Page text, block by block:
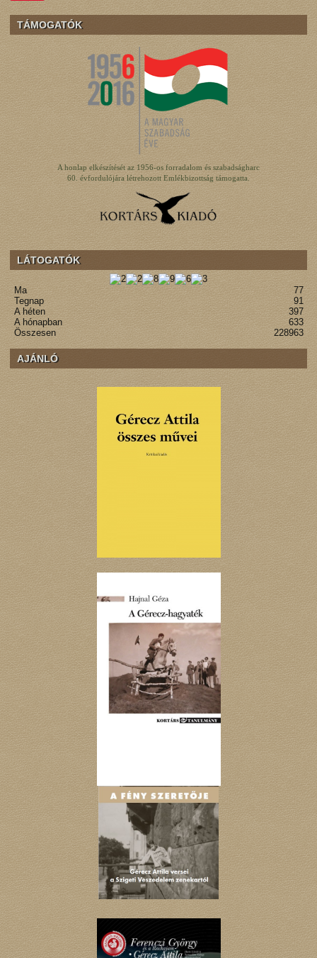
TÁMOGATÓK
A honlap elkészítését az 1956-os forradalom és szabadságharc
60. évfordulójára létrehozott Emlékbizottság támogatta.
LÁTOGATÓK
Ma
77
Tegnap
91
A héten
397
A hónapban
633
Összesen
228963
AJÁNLÓ